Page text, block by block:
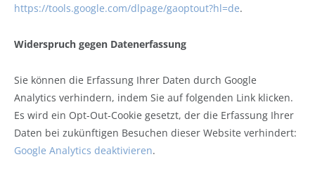
https://tools.google.com/dlpage/gaoptout?hl=de.
Widerspruch gegen Datenerfassung
Sie können die Erfassung Ihrer Daten durch Google
Analytics verhindern, indem Sie auf folgenden Link klicken.
Es wird ein Opt-Out-Cookie gesetzt, der die Erfassung Ihrer
Daten bei zukünftigen Besuchen dieser Website verhindert:
Google Analytics deaktivieren.